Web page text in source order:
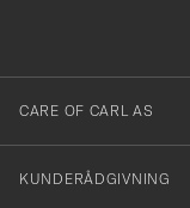
dig
till
vårt
nyhetsbrev!
CARE OF CARL AS
KUNDERÅDGIVNING